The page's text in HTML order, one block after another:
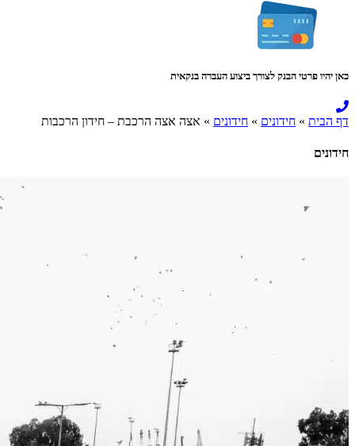
כאן יהיו פרטי הבנק לצורך ביצוע העברה בנקאית
דף הבית » חידונים » חידונים » אצה אצה הרכבת – חידון הרכבות
חידונים